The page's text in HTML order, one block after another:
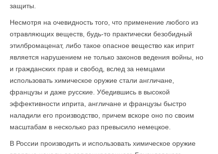
защиты.
Несмотря на очевидность того, что применение любого из
отравляющих веществ, будь-то практически безобидный
этилбромаценат, либо такое опасное вещество как иприт
является нарушением не только законов ведения войны, но
и гражданских прав и свобод, вслед за немцами
использовать химическое оружие стали англичане,
французы и даже русские. Убедившись в высокой
эффективности иприта, англичане и французы быстро
наладили его производство, причем вскоре оно по своим
масштабам в несколько раз превысило немецкое.
В России производить и использовать химическое оружие